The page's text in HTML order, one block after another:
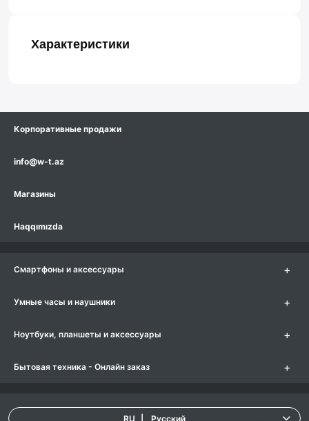
Характеристики
Корпоративные продажи
info@w-t.az
Магазины
Haqqımızda
Смартфоны и аксессуары +
Умные часы и наушники +
Ноутбуки, планшеты и аксессуары +
Бытовая техника - Онлайн заказ +
RU Русский